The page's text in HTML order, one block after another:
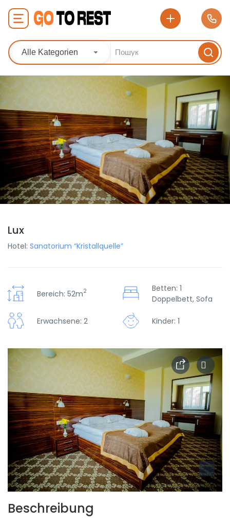
Alle Kategorien
Lux
Hotel: Sanatorium “Kristallquelle”
Bereich: 52m2
Betten: 1
Doppelbett, Sofa
Erwachsene: 2 Kinder: 1
Beschreibung